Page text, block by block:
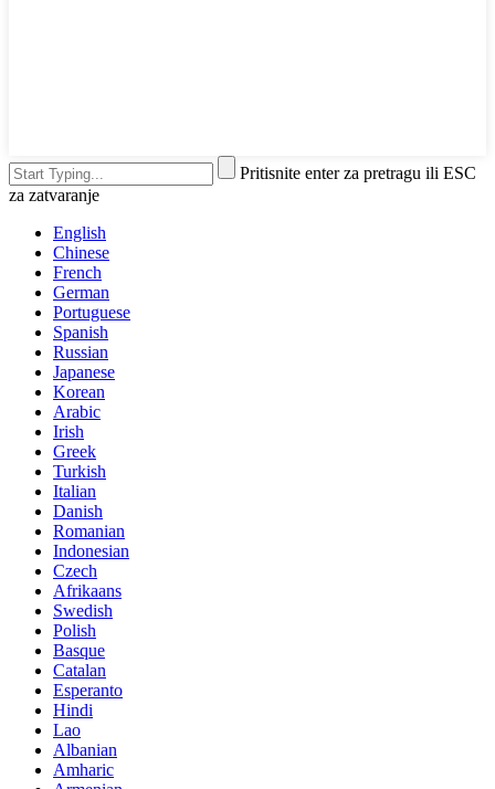
Pritisnite enter za pretragu ili ESC
za zatvaranje
English
Chinese
French
German
Portuguese
Spanish
Russian
Japanese
Korean
Arabic
Irish
Greek
Turkish
Italian
Danish
Romanian
Indonesian
Czech
Afrikaans
Swedish
Polish
Basque
Catalan
Esperanto
Hindi
Lao
Albanian
Amharic